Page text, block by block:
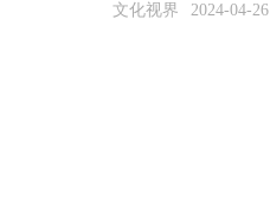
文化视界 2024-04-26